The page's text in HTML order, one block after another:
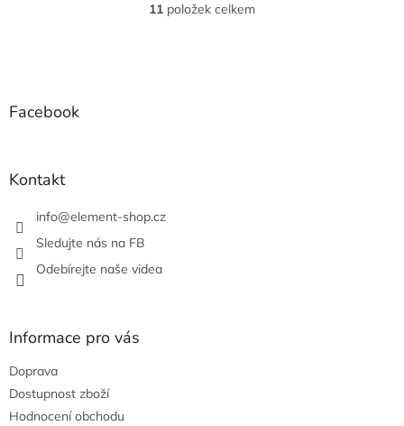
O
11 položek celkem
Facebook
Kontakt
info@element-shop.cz
Sledujte nás na FB
Odebírejte naše videa
Informace pro vás
Doprava
Dostupnost zboží
Hodnocení obchodu